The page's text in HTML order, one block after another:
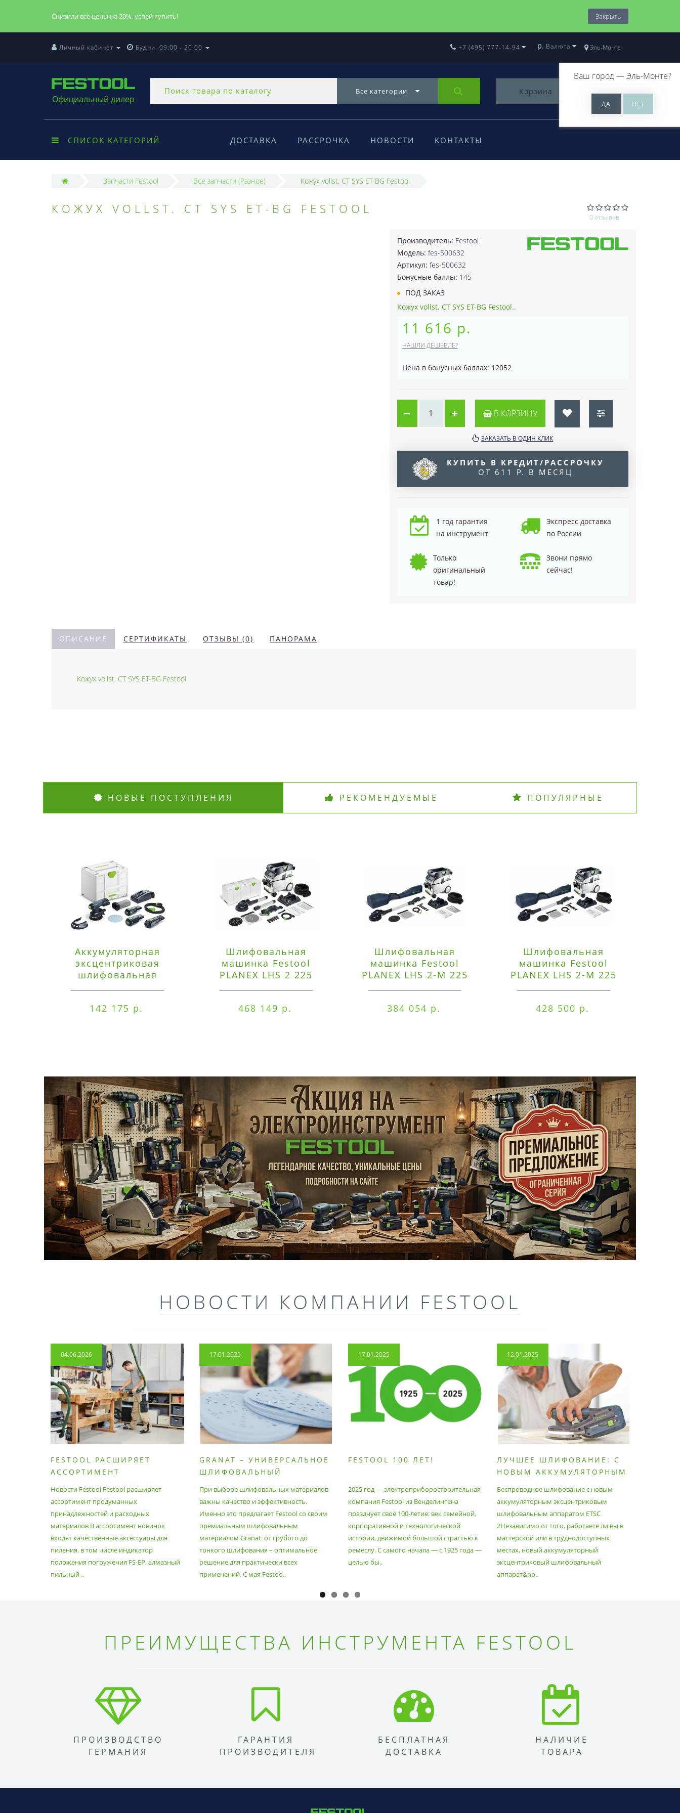
Снизили все цены на 20%, успей купить! Закрыть
Личный кабинет Будни: 09:00 - 20:00 Эль-Монте
Ваш город —Эль-Монте?
+7 (495) 777-14-94 р. Валюта
Официальный дилер
Все категории Корзина 0
СПИСОК КАТЕГОРИЙ ДОСТАВКА РАССРОЧКА НОВОСТИ КОНТАКТЫ
Запчасти Festool Все запчасти (Разное) Кожух vollst. CT SYS ET-BG Festool
КОЖУХ VOLLST. CT SYS ET-BG FESTOOL
0 отзывов
Производитель: Festool
Модель: fes-500632
Артикул: fes-500632
Бонусные баллы: 145
ПОД ЗАКАЗ
Кожух vollst. CT SYS ET-BG Festool..
11 616 р.
НАШЛИ ДЕШЕВЛЕ?
Цена в бонусных баллах: 12052
В КОРЗИНУ
ЗАКАЗАТЬ В ОДИН КЛИК
КУПИТЬ В КРЕДИТ/РАССРОЧКУ
ОТ 611 Р. В МЕСЯЦ
1 год гарантия
на инструмент
Экспресс доставка
по России
Только
оригинальный
товар!
Звони прямо
сейчас!
ОПИСАНИЕ СЕРТИФИКАТЫ ОТЗЫВЫ (0) ПАНОРАМА
Кожух vollst. CT SYS ET-BG Festool
НОВЫЕ ПОСТУПЛЕНИЯ РЕКОМЕНДУЕМЫЕ ПОПУЛЯРНЫЕ
Аккумуляторная
эксцентриковая
шлифовальная
142 175 р.
Шлифовальная
машинка Festool
PLANEX LHS 2 225
468 149 р.
Шлифовальная
машинка Festool
PLANEX LHS 2-M 225
384 054 р.
Шлифовальная
машинка Festool
PLANEX LHS 2-M 225
428 500 р.
НОВОСТИ КОМПАНИИ FESTOOL
04.06.2026
FESTOOL РАСШИРЯЕТ
АССОРТИМЕНТ
ПРИНАДЛЕЖНОСТЕЙ И
РАСХОДНЫХ МАТЕРИАЛОВ
Новости Festool Festool расширяет
ассортимент продуманных
принадлежностей и расходных
материалов В ассортимент новинок
входят качественные аксессуары для
пиления, в том числе индикатор
положения погружения FS-EP, алмазный
пильный ..
17.01.2025
GRANAT – УНИВЕРСАЛЬНОЕ
ШЛИФОВАЛЬНЫЙ
При выборе шлифовальных материалов
важны качество и эффективность.
Именно это предлагает Festool со своим
премиальным шлифовальным
материалом Granat: от грубого до
тонкого шлифования – оптимальное
решение для практически всех
применений. С мая Festoo..
17.01.2025
FESTOOL 100 ЛЕТ!
2025 год — электроприборостроительная
компания Festool из Венделингена
празднует своё 100-летие: век семейной,
корпоративной и технологической
истории, движимой большой страстью к
ремеслу. С самого начала — с 1925 года —
целью бы..
12.01.2025
ЛУЧШЕЕ ШЛИФОВАНИЕ: С
НОВЫМ АККУМУЛЯТОРНЫМ
АППАРАТОМ ETSC2
Беспроводное шлифование с новым
аккумуляторным эксцентриковым
шлифовальным аппаратом ETSC
2Независимо от того, работаете ли вы в
мастерской или в труднодоступных
местах, новый аккумуляторный
эксцентриковый шлифовальный
аппарат&nb..
ПРЕИМУЩЕСТВА ИНСТРУМЕНТА FESTOOL
ПРОИЗВОДСТВО
ГЕРМАНИЯ
ГАРАНТИЯ
ПРОИЗВОДИТЕЛЯ
БЕСПЛАТНАЯ
ДОСТАВКА
НАЛИЧИЕ
ТОВАРА